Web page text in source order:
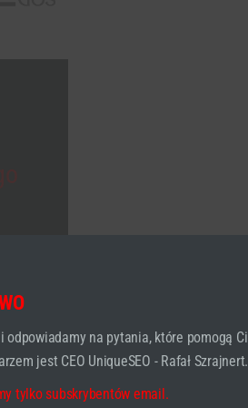
na pytania, które pomogą Ci
jest CEO UniqueSEO - Rafał Szrajnert.
tylko subskrybentów email.